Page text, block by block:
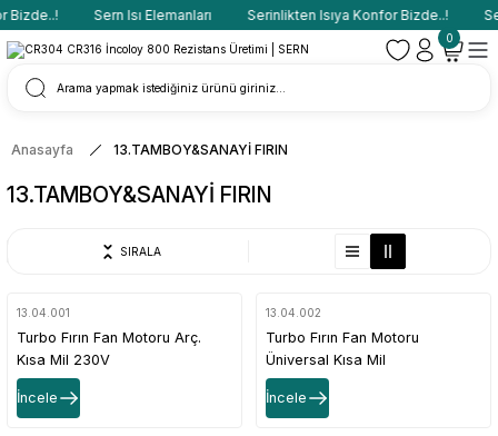
Sern Isı Elemanları Serinlikten Isıya Konfor Bizde..!
0
Anasayfa 13.TAMBOY&SANAYİ FIRIN
13.TAMBOY&SANAYİ FIRIN
SIRALA
13.04.001
Turbo Fırın Fan Motoru Arç.
Kısa Mil 230V
İncele
13.04.002
Turbo Fırın Fan Motoru
Üniversal Kısa Mil
İncele